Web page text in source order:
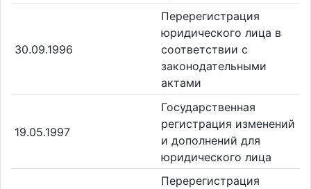
30.09.1996
Перерегистрация
юридического лица в
соответствии с
законодательными
актами
19.05.1997
Государственная
регистрация изменений
и дополнений для
юридического лица
Перерегистрация